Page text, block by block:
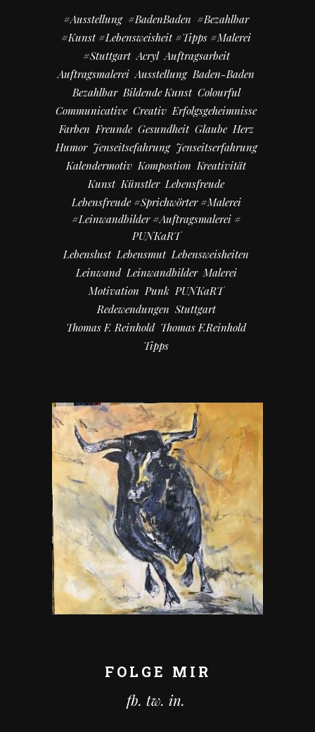
#Ausstellung #BadenBaden #bezahlbar
#kunst #Lebensweisheit #Tipps #Malerei
#Stuttgart Acryl Auftragsarbeit
Auftragsmalerei Ausstellung Baden-Baden
Bezahlbar Bildende Kunst Colourful
Communicative Creativ Erfolgsgeheimnisse
Farben Freunde Gesundheit Glaube Herz
Humor Jenseitsefahrung Jenseitserfahrung
Kalendermotiv Kompostion Kreativität
Kunst Künstler Lebensfreude
Lebensfreude #Sprichwörter #Malerei
#Leinwandbilder #Auftragsmalerei #
PUNKaRT
Lebenslust Lebensmut Lebensweisheiten
Leinwand Leinwandbilder Malerei
Motivation Punk PUNKaRT
Redewendungen Stuttgart
Thomas F. Reinhold Thomas F.Reinhold
Tipps
FOLGE MIR
fb. tw. in.